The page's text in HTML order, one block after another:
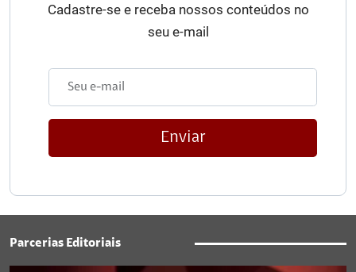
Cadastre-se e receba nossos conteúdos no
seu e-mail
Enviar
Parcerias Editoriais